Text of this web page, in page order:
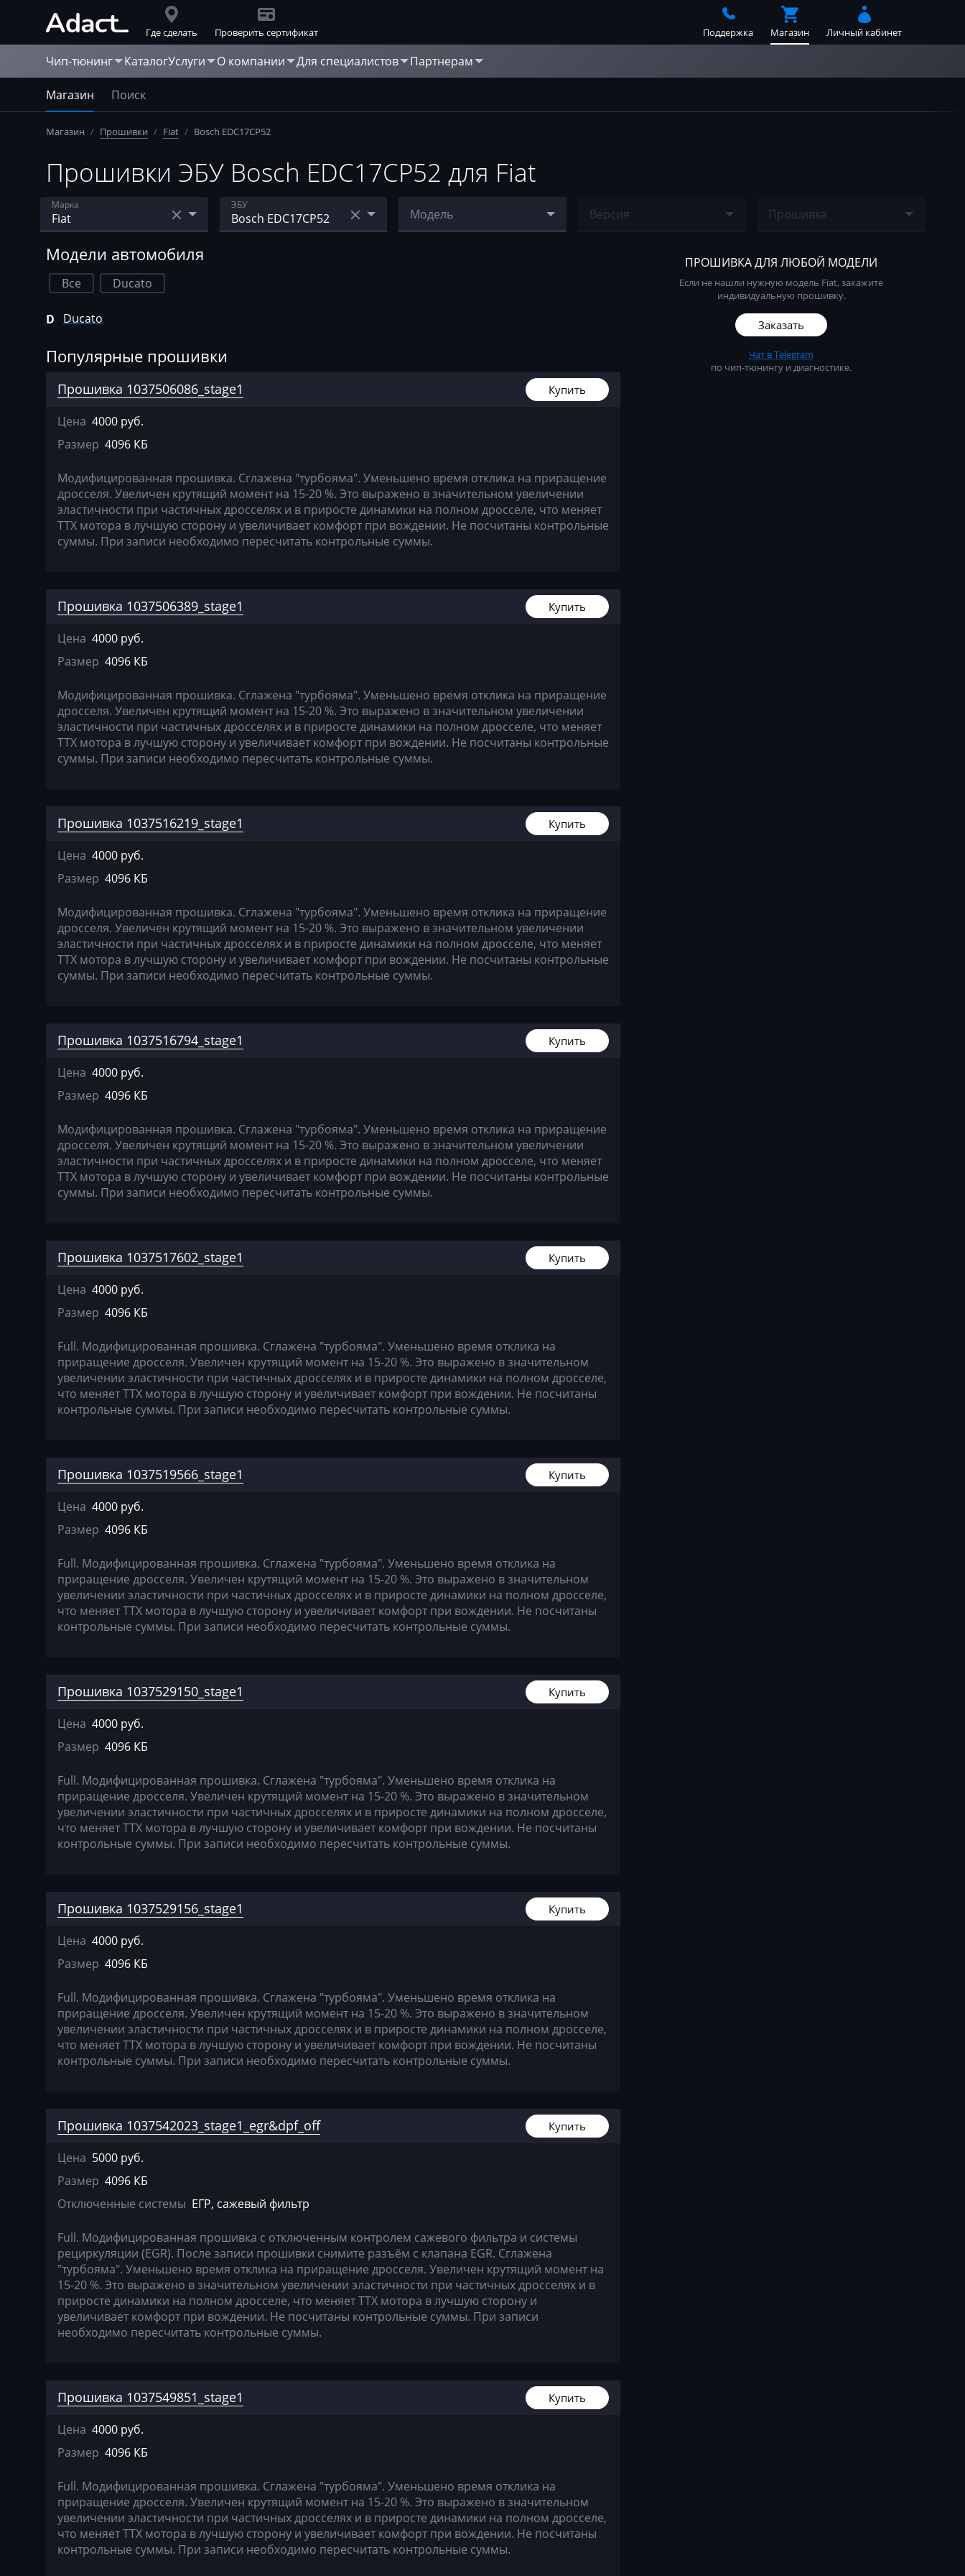
Где сделать Проверить сертификат Поддержка Магазин Личный кабинет
Чип-тюнинг КаталогУслуги О компании Для специалистов Партнерам
Магазин Поиск
Магазин / Прошивки / Fiat / Bosch EDC17CP52
Прошивки ЭБУ Bosch EDC17CP52 для Fiat
Марка
Acura
AebiSchmidt
Agrifac
Albach
Alfa Romeo
Artec
Atlas
Audi
Ausa
BAIC
Basak
BAW
Belgee
Bell
BMW
Bomag
Buhler
BYD
Cadillac
Case
Caterpillar
CFMoto
Changan
Changhe
Chery
Chrysler
Citroen
Claas
CMI
Comacchio
Cupra
DAF
Daihatsu
Dammann
Derways
Deutz
Dewulf
Dongfeng
Doosan
Doppstadt
Dynapac
EcoLog
Eggersmann
Faresin
Farmtrac
FAW
Fendt
Fiat
Ford
Furukawa
GAC
Geely
Gehl
Genie
Genset
GMC
Great Wall
Hafei
Haima
Hamm
Hatz
Haval
Hawtai
ЭБУ
Bosch EDC17CP52
Bosch ME7.9.10
Delphi DCM3.5
Marelli IAW5xx
Marelli MJ9DFH
Siemens SID803
Visteon DCU102-108
Модель
Версия
Прошивка
Модели автомобиля
Все Ducato
D Ducato
Популярные прошивки
Прошивка 1037506086_stage1 Купить
Цена 4000 руб.
Размер 4096 КБ
Модифицированная прошивка. Сглажена "турбояма". Уменьшено время отклика на приращение
дросселя. Увеличен крутящий момент на 15-20 %. Это выражено в значительном увеличении
эластичности при частичных дросселях и в приросте динамики на полном дросселе, что меняет
ТТХ мотора в лучшую сторону и увеличивает комфорт при вождении. Не посчитаны контрольные
суммы. При записи необходимо пересчитать контрольные суммы.
Прошивка 1037506389_stage1 Купить
Цена 4000 руб.
Размер 4096 КБ
Модифицированная прошивка. Сглажена "турбояма". Уменьшено время отклика на приращение
дросселя. Увеличен крутящий момент на 15-20 %. Это выражено в значительном увеличении
эластичности при частичных дросселях и в приросте динамики на полном дросселе, что меняет
ТТХ мотора в лучшую сторону и увеличивает комфорт при вождении. Не посчитаны контрольные
суммы. При записи необходимо пересчитать контрольные суммы.
Прошивка 1037516219_stage1 Купить
Цена 4000 руб.
Размер 4096 КБ
Модифицированная прошивка. Сглажена "турбояма". Уменьшено время отклика на приращение
дросселя. Увеличен крутящий момент на 15-20 %. Это выражено в значительном увеличении
эластичности при частичных дросселях и в приросте динамики на полном дросселе, что меняет
ТТХ мотора в лучшую сторону и увеличивает комфорт при вождении. Не посчитаны контрольные
суммы. При записи необходимо пересчитать контрольные суммы.
Прошивка 1037516794_stage1 Купить
Цена 4000 руб.
Размер 4096 КБ
Модифицированная прошивка. Сглажена "турбояма". Уменьшено время отклика на приращение
дросселя. Увеличен крутящий момент на 15-20 %. Это выражено в значительном увеличении
эластичности при частичных дросселях и в приросте динамики на полном дросселе, что меняет
ТТХ мотора в лучшую сторону и увеличивает комфорт при вождении. Не посчитаны контрольные
суммы. При записи необходимо пересчитать контрольные суммы.
Прошивка 1037517602_stage1 Купить
Цена 4000 руб.
Размер 4096 КБ
Full. Модифицированная прошивка. Сглажена "турбояма". Уменьшено время отклика на
приращение дросселя. Увеличен крутящий момент на 15-20 %. Это выражено в значительном
увеличении эластичности при частичных дросселях и в приросте динамики на полном дросселе,
что меняет ТТХ мотора в лучшую сторону и увеличивает комфорт при вождении. Не посчитаны
контрольные суммы. При записи необходимо пересчитать контрольные суммы.
Прошивка 1037519566_stage1 Купить
Цена 4000 руб.
Размер 4096 КБ
Full. Модифицированная прошивка. Сглажена "турбояма". Уменьшено время отклика на
приращение дросселя. Увеличен крутящий момент на 15-20 %. Это выражено в значительном
увеличении эластичности при частичных дросселях и в приросте динамики на полном дросселе,
что меняет ТТХ мотора в лучшую сторону и увеличивает комфорт при вождении. Не посчитаны
контрольные суммы. При записи необходимо пересчитать контрольные суммы.
Прошивка 1037529150_stage1 Купить
Цена 4000 руб.
Размер 4096 КБ
Full. Модифицированная прошивка. Сглажена "турбояма". Уменьшено время отклика на
приращение дросселя. Увеличен крутящий момент на 15-20 %. Это выражено в значительном
увеличении эластичности при частичных дросселях и в приросте динамики на полном дросселе,
что меняет ТТХ мотора в лучшую сторону и увеличивает комфорт при вождении. Не посчитаны
контрольные суммы. При записи необходимо пересчитать контрольные суммы.
Прошивка 1037529156_stage1 Купить
Цена 4000 руб.
Размер 4096 КБ
Full. Модифицированная прошивка. Сглажена "турбояма". Уменьшено время отклика на
приращение дросселя. Увеличен крутящий момент на 15-20 %. Это выражено в значительном
увеличении эластичности при частичных дросселях и в приросте динамики на полном дросселе,
что меняет ТТХ мотора в лучшую сторону и увеличивает комфорт при вождении. Не посчитаны
контрольные суммы. При записи необходимо пересчитать контрольные суммы.
Прошивка 1037542023_stage1_egr&dpf_off Купить
Цена 5000 руб.
Размер 4096 КБ
Отключенные системы ЕГР, сажевый фильтр
Full. Модифицированная прошивка с отключенным контролем сажевого фильтра и системы
рециркуляции (EGR). После записи прошивки снимите разъём с клапана EGR. Сглажена
"турбояма". Уменьшено время отклика на приращение дросселя. Увеличен крутящий момент на
15-20 %. Это выражено в значительном увеличении эластичности при частичных дросселях и в
приросте динамики на полном дросселе, что меняет ТТХ мотора в лучшую сторону и
увеличивает комфорт при вождении. Не посчитаны контрольные суммы. При записи
необходимо пересчитать контрольные суммы.
Прошивка 1037549851_stage1 Купить
Цена 4000 руб.
Размер 4096 КБ
Full. Модифицированная прошивка. Сглажена "турбояма". Уменьшено время отклика на
приращение дросселя. Увеличен крутящий момент на 15-20 %. Это выражено в значительном
увеличении эластичности при частичных дросселях и в приросте динамики на полном дросселе,
что меняет ТТХ мотора в лучшую сторону и увеличивает комфорт при вождении. Не посчитаны
контрольные суммы. При записи необходимо пересчитать контрольные суммы.
ПРОШИВКА ДЛЯ ЛЮБОЙ МОДЕЛИ
Если не нашли нужную модель Fiat, закажите
индивидуальную прошивку.
Заказать
Чат в Telegram
по чип-тюнингу и диагностике.